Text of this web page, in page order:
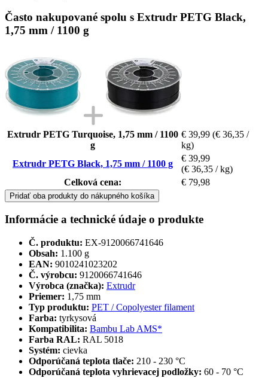
Často nakupované spolu s Extrudr PETG Black,
1,75 mm / 1100 g
Extrudr PETG Turquoise, 1,75 mm / 1100
g
€ 39,99 (€ 36,35 /
kg)
Extrudr PETG Black, 1,75 mm / 1100 g
€ 39,99
(€ 36,35 / kg)
Celková cena:
€ 79,98
Pridať oba produkty do nákupného košíka
Informácie a technické údaje o produkte
Č. produktu: EX-9120066741646
Obsah: 1.100 g
EAN: 9010241023202
Č. výrobcu: 9120066741646
Výrobca (značka): Extrudr
Priemer: 1,75 mm
Typ produktu: PET / Copolyester filament
Farba: tyrkysová
Kompatibilita: Bambu Lab AMS*
Farba RAL: RAL 5018
Systém: cievka
Odporúčaná teplota tlače: 210 - 230 °C
Odporúčaná teplota vyhrievacej podložky: 60 - 70 °C